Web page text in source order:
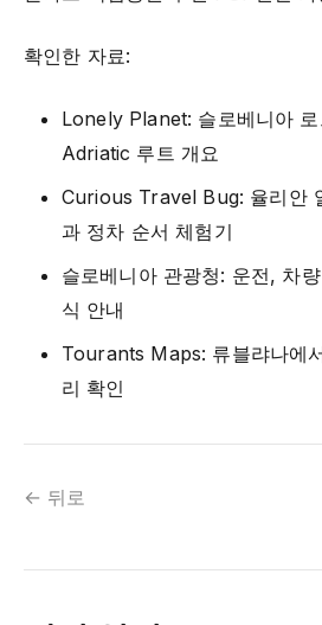
확인한 자료:
Lonely Planet: 슬로베니아
Adriatic 루트 개요
Curious Travel Bug: 율리안
과 정차 순서 체험기
슬로베니아 관광청: 운전, 차
식 안내
Tourants Maps: 류블랴나에
리 확인
← 뒤로